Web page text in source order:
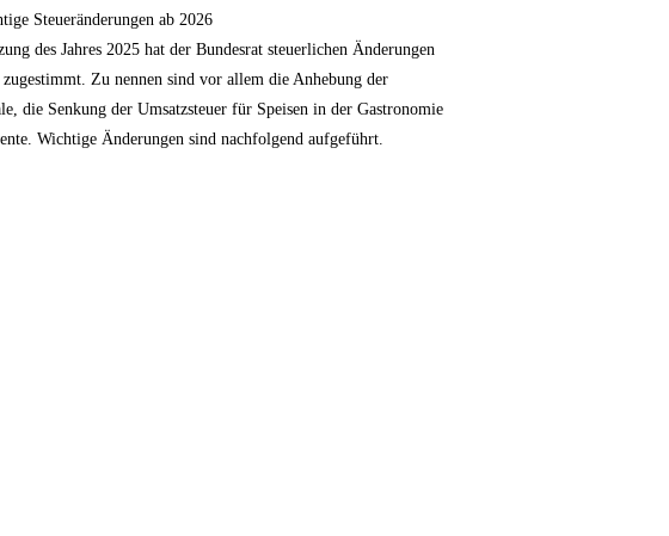
Steueränderungen ab 2026
des Jahres 2025 hat der Bundesrat steuerlichen Änderungen
Zu nennen sind vor allem die Anhebung der
die Senkung der Umsatzsteuer für Speisen in der Gastronomie
Wichtige Änderungen sind nachfolgend aufgeführt.